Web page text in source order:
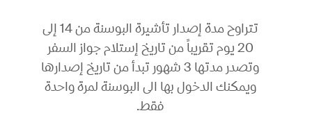
تتراوح مدة إصدار تأشيرة البوسنة من 14 إلى
20 يوم تقريباً من تاريخ إستلام جواز السفر
وتصدر مدتها 3 شهور تبدأ من تاريخ إصدارها
ويمكنك الدخول بها الى البوسنة لمرة واحدة
فقط.